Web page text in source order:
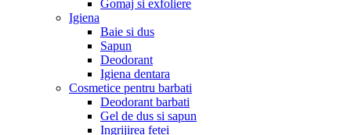
Gomaj si exfoliere
Igiena
Baie si dus
Sapun
Deodorant
Igiena dentara
Cosmetice pentru barbati
Deodorant barbati
Gel de dus si sapun
Ingrijirea fetei